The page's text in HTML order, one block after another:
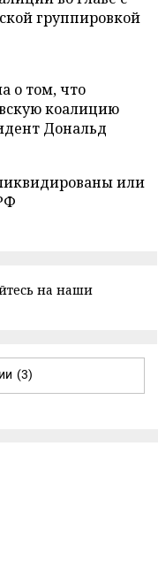
группировкой
о том, что
коалицию
Дональд
или
на наши
(3)